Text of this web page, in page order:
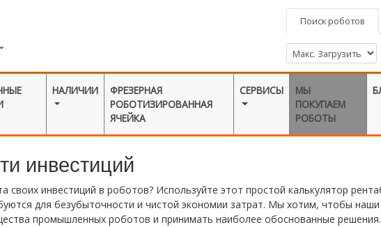
Поиск роботов
НАЛИЧИИ
ФРЕЗЕРНАЯ
РОБОТИЗИРОВАННАЯ
ЯЧЕЙКА
СЕРВИСЫ
МЫ
ПОКУПАЕМ
РОБОТЫ
инвестиций
инвестиций в роботов? Используйте этот простой калькулятор
для безубыточности и чистой экономии затрат. Мы хотим, чтобы
промышленных роботов и принимать наиболее обоснованные решения.